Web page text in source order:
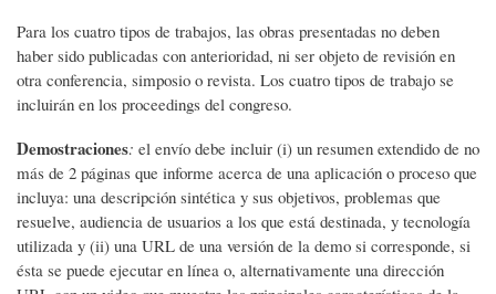
Para los cuatro tipos de trabajos, las obras presentadas no deben
haber sido publicadas con anterioridad, ni ser objeto de revisión en
otra conferencia, simposio o revista. Los cuatro tipos de trabajo se
incluirán en los proceedings del congreso.
Demostraciones: el envío debe incluir (i) un resumen extendido de no
más de 2 páginas que informe acerca de una aplicación o proceso que
incluya: una descripción sintética y sus objetivos, problemas que
resuelve, audiencia de usuarios a los que está destinada, y tecnología
utilizada y (ii) una URL de una versión de la demo si corresponde, si
ésta se puede ejecutar en línea o, alternativamente una dirección